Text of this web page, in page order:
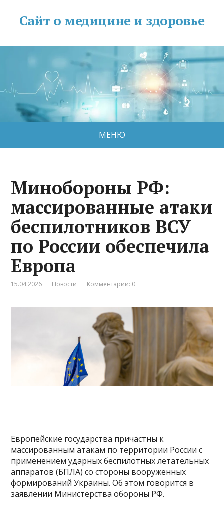
Сайт о медицине и здоровье
МЕНЮ
Минобороны РФ:
массированные атаки
беспилотников ВСУ
по России обеспечила
Европа
15.04.2026 Новости Комментарии: 0
Европейские государства причастны к
массированным атакам по территории России с
применением ударных беспилотных летательных
аппаратов (БПЛА) со стороны вооруженных
формирований Украины. Об этом говорится в
заявлении Министерства обороны РФ.